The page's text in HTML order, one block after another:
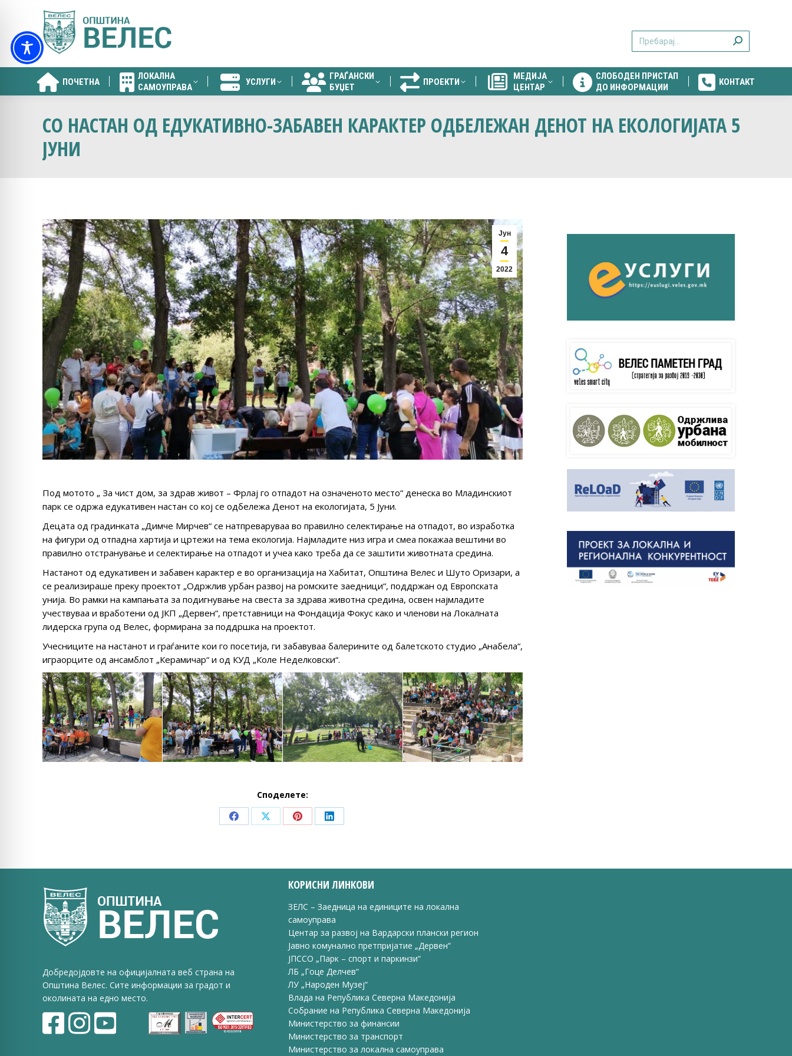
ПОЧЕТНА
ЛОКАЛНА
САМОУПРАВА
УСЛУГИ
ГРАЃАНСКИ
БУЏЕТ
ПРОЕКТИ
МЕДИЈА
ЦЕНТАР
СЛОБОДЕН ПРИСТАП
ДО ИНФОРМАЦИИ
КОНТАКТ
СО НАСТАН ОД ЕДУКАТИВНО-ЗАБАВЕН КАРАКТЕР ОДБЕЛЕЖАН ДЕНОТ НА ЕКОЛОГИЈАТА 5
ЈУНИ
Јун
4
2022
Под мотото „ За чист дом, за здрав живот – Фрлај го отпадот на означеното местo“ денеска во Младинскиот
парк се одржа едукативен настан со кој се одбележа Денот на екологијата, 5 Јуни.
Децата од градинката „Димче Мирчев“ се натпреваруваа во правилнo селектирање на отпадот, во изработка
на фигури од отпадна хартија и цртежи на тема екологија. Најмладите низ игра и смеа покажаа вештини во
правилно отстранување и селектирање на отпадот и учеа како треба да се заштити животната средина.
Настанот од едукативен и забавен карактер е во организација на Хабитат, Општина Велес и Шуто Оризари, а
се реализираше преку проектот „Одржлив урбан развој на ромските заедници“, поддржан од Европската
унија. Во рамки на кампањата за подигнување на свеста за здрава животна средина, освен најмладите
учествуваа и вработени од ЈКП „Дервен“, претставници на Фондација Фокус како и членови на Локалната
лидерска група од Велес, формирана за поддршка на проектот.
Учесниците на настанот и граѓаните кои го посетија, ги забавуваа балерините од балетското студио „Анабела“,
играорците од ансамблот „Керамичар“ и од КУД „Коле Неделковски“.
Споделете:
Share Share Share Share
Добредојдовте на официјалната веб страна на
Општина Велес. Сите информации за градот и
околината на едно место.
КОРИСНИ ЛИНКОВИ
ЗЕЛС – Заедница на единиците на локална
самоуправа
Центар за развој на Вардарски плански регион
Јавно комунално претпријатие „Дервен“
ЈПССО „Парк – спорт и паркинзи“
ЛБ „Гоце Делчев“
ЛУ „Народен Музеј“
Влада на Република Северна Македонија
Собрание на Република Северна Македонија
Министерство за финансии
Министерство за транспорт
Министерство за локална самоуправа
ПОЧЕТНА